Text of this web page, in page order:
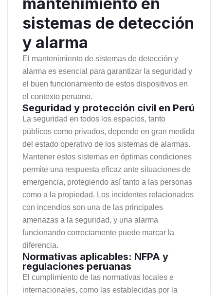
mantenimiento en
sistemas de detección
y alarma
El mantenimiento de sistemas de detección y
alarma es esencial para garantizar la seguridad y
el buen funcionamiento de estos dispositivos en
el contexto peruano.
Seguridad y protección civil en Perú
La seguridad en todos los espacios, tanto
públicos como privados, depende en gran medida
del estado operativo de los sistemas de alarmas.
Mantener estos sistemas en óptimas condiciones
permite una respuesta eficaz ante situaciones de
emergencia, protegiendo así tanto a las personas
como a la propiedad. Los incidentes relacionados
con incendios son una de las principales
amenazas a la seguridad, y una alarma
funcionando correctamente puede marcar la
diferencia.
Normativas aplicables: NFPA y
regulaciones peruanas
El cumplimiento de las normativas locales e
internacionales, como las establecidas por la